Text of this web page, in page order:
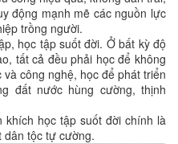
động mạnh mẽ các nguồn lực
trồng người.
học tập suốt đời. Ở bất kỳ độ
tất cả đều phải học để không
công nghệ, học để phát triển
đất nước hùng cường, thịnh
học tập suốt đời chính là
dân tộc tự cường.